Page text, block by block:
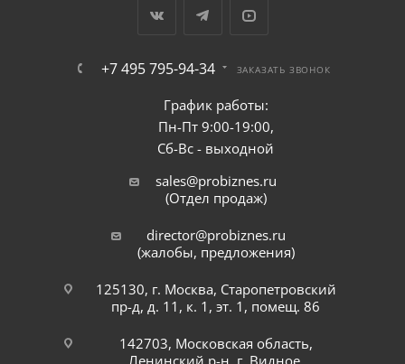
+7 495 795-94-34 ЗАКАЗАТЬ ЗВОНОК
График работы:
Пн-Пт 9:00-19:00,
Сб-Вс - выходной
sales@probiznes.ru
(Отдел продаж)
director@probiznes.ru
(жалобы, предложения)
125130, г. Москва, Старопетровский
пр-д, д. 11, к. 1, эт. 1, помещ. 86
142703, Московская область,
Ленинский р-н, г. Видное,